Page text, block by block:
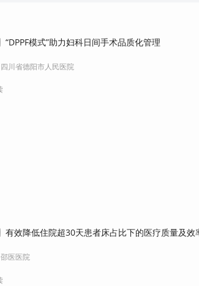
“DPPF模式”助力妇科日间手术品质化管理
四川省德阳市人民医院
有效降低住院超30天患者床占比下的医疗质量及效
邵医医院